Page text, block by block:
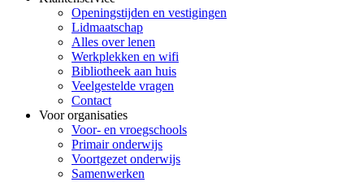
Openingstijden en vestigingen
Lidmaatschap
Alles over lenen
Werkplekken en wifi
Bibliotheek aan huis
Veelgestelde vragen
Contact
Voor organisaties
Voor- en vroegschools
Primair onderwijs
Voortgezet onderwijs
Samenwerken